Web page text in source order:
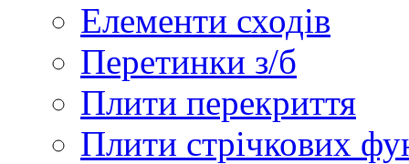
Елементи сходів
Перетинки з/б
Плити перекриття
Плити стрічкових